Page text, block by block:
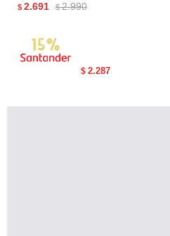
$ 2.691 $ 2.990
$ 2.287